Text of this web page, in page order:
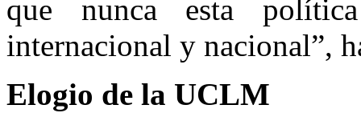
que nunca esta
internacional y nacional”,
Elogio de la UCLM